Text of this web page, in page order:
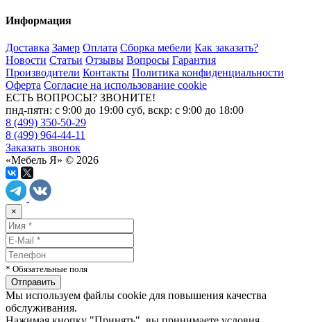
Информация
Доставка Замер Оплата Сборка мебели Как заказать?
Новости Статьи Отзывы Вопросы Гарантия
Производители Контакты Политика конфиденциальности
Оферта Согласие на использование cookie
ЕСТЬ ВОПРОСЫ? ЗВОНИТЕ!
пнд-пятн: с 9:00 до 19:00 суб, вскр: с 9:00 до 18:00
8 (499) 350-50-29
8 (499) 964-44-11
Заказать звонок
«Мебель Я» © 2026
×
* Обязательные поля
Мы используем файлы cookie для повышения качества
обслуживания.